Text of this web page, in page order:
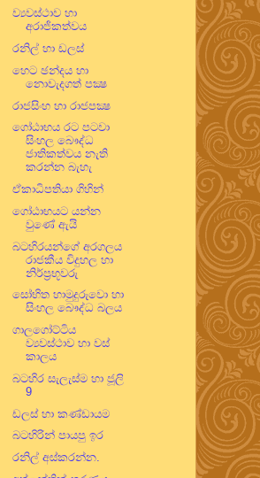
ව්‍යවස්ථාව හා
අරාජිකත්වය
රනිල් හා ඩලස්
හෙට ඡන්දය හා
නොවැදගත් පක්‍ෂ
රාජසිංහ හා රාජපක්‍ෂ
ගෝඨාභය රට පටවා
සිංහල බෞද්ධ
ජාතිකත්වය නැති
කරන්න බැහැ
ඒකාධිපතියා ගිහින්
ගෝඨාභයට යන්න
වුණේ ඇයි
බටහිරයන්ගේ අරගලය
රාජකීය විදුහල හා
නිර්ප්‍රභූවරු
සෝභිත හාමුදුරුවො හා
සිංහල බෞද්ධ බලය
ගාලගෝට්ටිය
ව්‍යවස්ථාව හා වස්
කාලය
බටහිර සැලැස්ම හා ජූලි
9
ඩලස් හා කණ්ඩායම
බටහිරින් පායපු ඉර
රනිල් අස්කරන්න.